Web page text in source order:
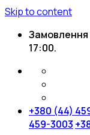
Skip to content
17:00.
+380 (44)
459-3003